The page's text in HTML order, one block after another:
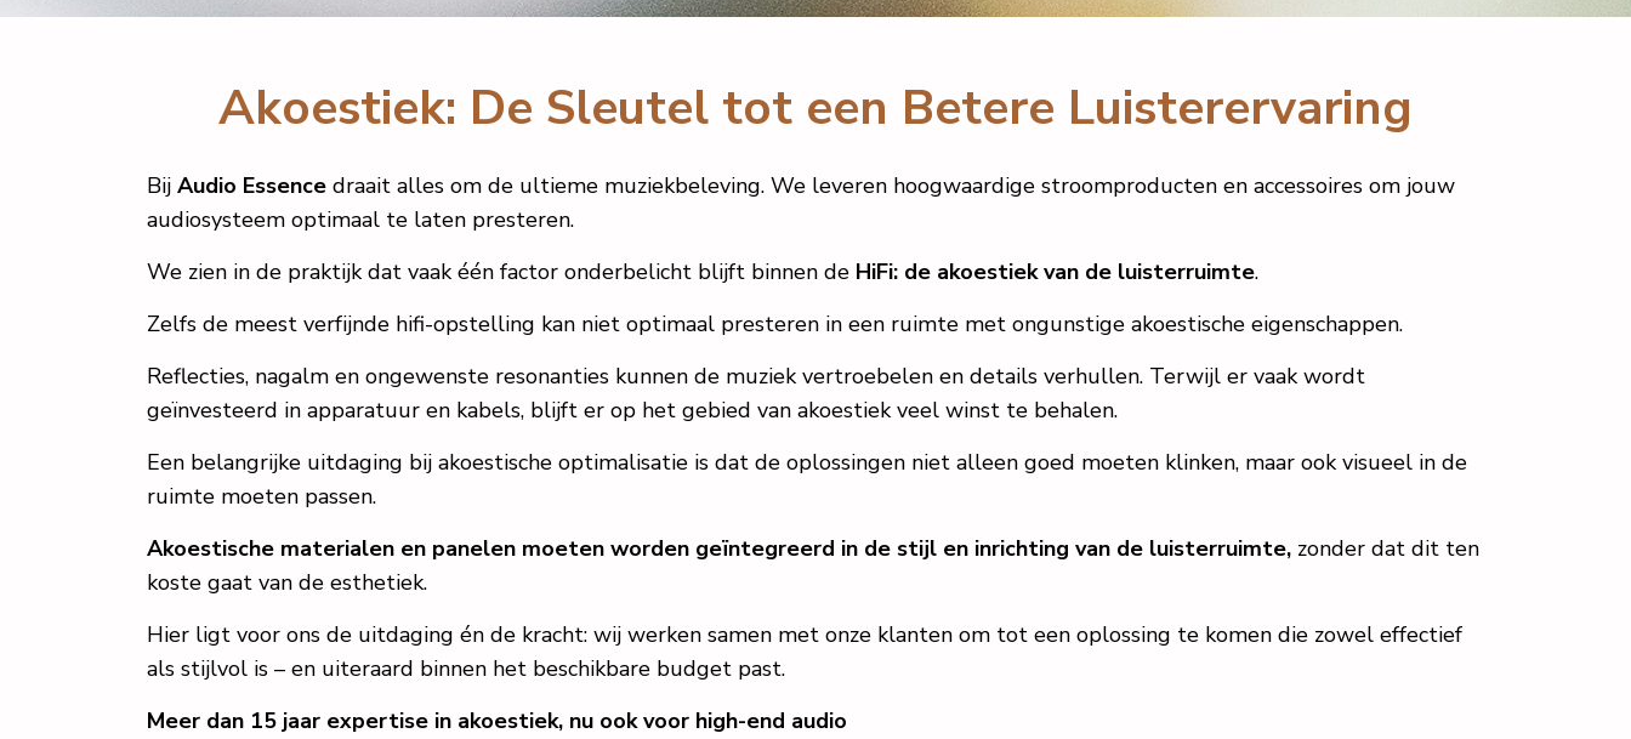
Akoestiek: De Sleutel tot een Betere Luisterervaring
Bij Audio Essence draait alles om de ultieme muziekbeleving. We leveren hoogwaardige stroomproducten en accessoires om jouw
audiosysteem optimaal te laten presteren.
We zien in de praktijk dat vaak één factor onderbelicht blijft binnen de HiFi: de akoestiek van de luisterruimte.
Zelfs de meest verfijnde hifi-opstelling kan niet optimaal presteren in een ruimte met ongunstige akoestische eigenschappen.
Reflecties, nagalm en ongewenste resonanties kunnen de muziek vertroebelen en details verhullen. Terwijl er vaak wordt
geïnvesteerd in apparatuur en kabels, blijft er op het gebied van akoestiek veel winst te behalen.
Een belangrijke uitdaging bij akoestische optimalisatie is dat de oplossingen niet alleen goed moeten klinken, maar ook visueel in de
ruimte moeten passen.
Akoestische materialen en panelen moeten worden geïntegreerd in de stijl en inrichting van de luisterruimte, zonder dat dit ten
koste gaat van de esthetiek.
Hier ligt voor ons de uitdaging én de kracht: wij werken samen met onze klanten om tot een oplossing te komen die zowel effectief
als stijlvol is – en uiteraard binnen het beschikbare budget past.
Meer dan 15 jaar expertise in akoestiek, nu ook voor high-end audio